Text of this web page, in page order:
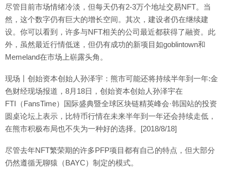
尽管目前市场情绪冷淡，但每天仍有2-3万个地址交易NFT。当
然，这个数字仍有巨大的增长空间。其次，建设者仍在继续建
设。你可以看到，许多与NFT相关的公司最近都获得了融资。此
外，虽然最近行情低迷，但仍有成功的新项目如goblintown和
Memeland在市场上崭露头角。
现场丨创始资本创始人孙泽宇：熊市可能还将持续半年到一年:金
色财经现场报道，8月18日，创始资本创始人孙泽宇在
FTI（FansTime）国际盛典暨全球区块链精英峰会·韩国站的投资
圆桌论坛上表示，比特币行情在未来半年到一年还会持续走低，
在熊市积极布局也不失为一种好的选择。[2018/8/18]
尽管去年NFT繁荣期的许多PFP项目都有自己的特点，但大部分
仍然遵循无聊猿（BAYC）制定的模式。